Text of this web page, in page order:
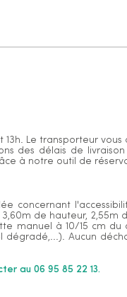
Le transporteur
des délais de
à notre outil de
concernant
de hauteur, 2,55m
manuel à 10/15 cm du
dégradé,...). Aucun
au 06 95 85 22 13.